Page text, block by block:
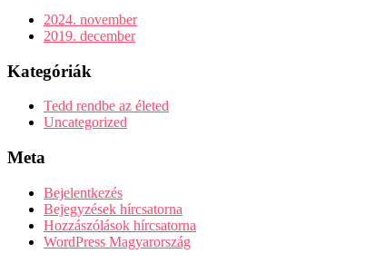
2024. november
2019. december
Kategóriák
Tedd rendbe az életed
Uncategorized
Meta
Bejelentkezés
Bejegyzések hírcsatorna
Hozzászólások hírcsatorna
WordPress Magyarország